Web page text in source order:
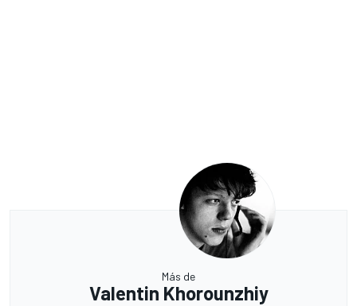
Más de
Valentin Khorounzhiy